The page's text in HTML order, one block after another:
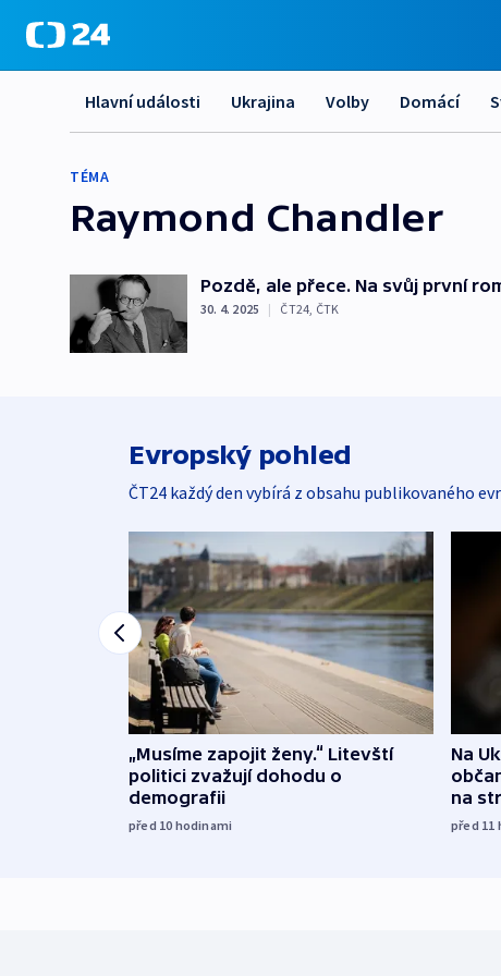
Hlavní události Ukrajina Volby Domácí
TÉMA
Raymond Chandler
Pozdě, ale přece. Na svůj první
30. 4. 2025 | ČT24, ČTK
Evropský pohled
ČT24 každý den vybírá z obsahu publikovaného
„Musíme zapojit ženy.“ Litevští
politici zvažují dohodu o
demografii
před 10 hodinami
Na
na
před 11